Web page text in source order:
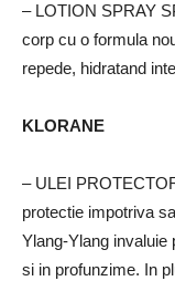
– LOTION SPRAY
corp cu o formula
repede, hidratand
KLORANE
– ULEI
protectie impotriva
Ylang-Ylang invaluie
si in profunzime. In